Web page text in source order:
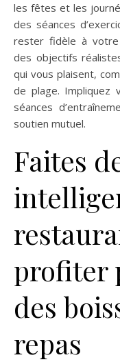
les fêtes et les
des séances
rester fidèle à votre
des objectifs
qui vous plaisent,
de plage. Impliquez
séances
soutien mutuel.
Faites
profiter
des
repas